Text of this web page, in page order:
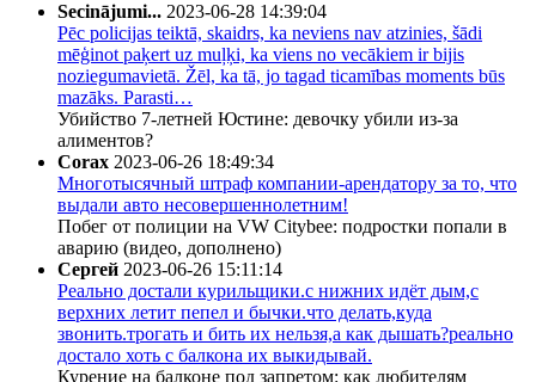
Secinājumi... 2023-06-28 14:39:04
Pēc policijas teiktā, skaidrs, ka neviens nav atzinies, šādi
mēģinot paķert uz muļķi, ka viens no vecākiem ir bijis
noziegumavietā. Žēl, ka tā, jo tagad ticamības moments būs
mazāks. Parasti…
Убийство 7-летней Юстине: девочку убили из-за
алиментов?
Corax 2023-06-26 18:49:34
Многотысячный штраф компании-арендатору за то, что
выдали авто несовершеннолетним!
Побег от полиции на VW Citybee: подростки попали в
аварию (видео, дополнено)
Сергей 2023-06-26 15:11:14
Реально достали курильщики.с нижних идёт дым,с
верхних летит пепел и бычки.что делать,куда
звонить.трогать и бить их нельзя,а как дышать?реально
достало хоть с балкона их выкидывай.
Курение на балконе под запретом: как любителям